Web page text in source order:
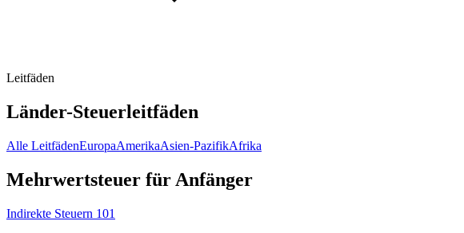
Leitfäden
Länder-Steuerleitfäden
Alle LeitfädenEuropaAmerikaAsien-PazifikAfrika
Mehrwertsteuer für Anfänger
Indirekte Steuern 101